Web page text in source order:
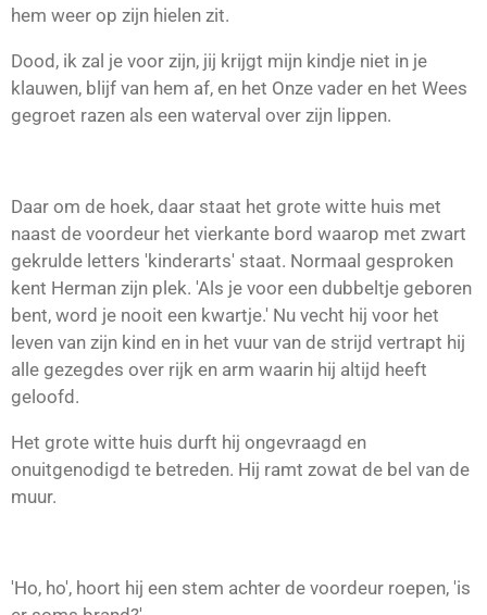
hem weer op zijn hielen zit.
Dood, ik zal je voor zijn, jij krijgt mijn kindje niet in je
klauwen, blijf van hem af, en het Onze vader en het Wees
gegroet razen als een waterval over zijn lippen.
Daar om de hoek, daar staat het grote witte huis met
naast de voordeur het vierkante bord waarop met zwart
gekrulde letters 'kinderarts' staat. Normaal gesproken
kent Herman zijn plek. 'Als je voor een dubbeltje geboren
bent, word je nooit een kwartje.' Nu vecht hij voor het
leven van zijn kind en in het vuur van de strijd vertrapt hij
alle gezegdes over rijk en arm waarin hij altijd heeft
geloofd.
Het grote witte huis durft hij ongevraagd en
onuitgenodigd te betreden. Hij ramt zowat de bel van de
muur.
'Ho, ho', hoort hij een stem achter de voordeur roepen, 'is